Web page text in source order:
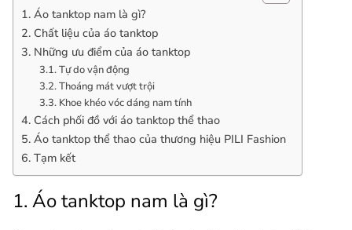
1. Áo tanktop nam là gì?
2. Chất liệu của áo tanktop
3. Những ưu điểm của áo tanktop
3.1. Tự do vận động
3.2. Thoáng mát vượt trội
3.3. Khoe khéo vóc dáng nam tính
4. Cách phối đồ với áo tanktop thể thao
5. Áo tanktop thể thao của thương hiệu PILI Fashion
6. Tạm kết
1. Áo tanktop nam là gì?